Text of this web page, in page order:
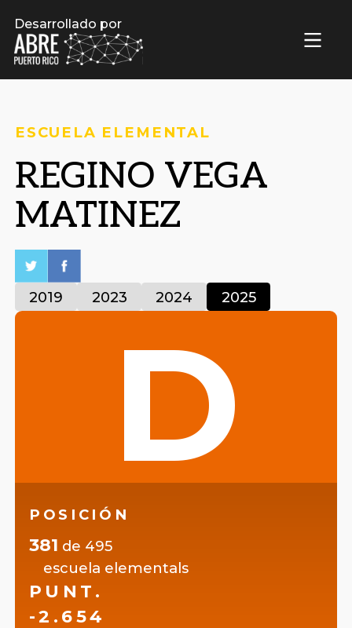
Desarrollado por
ESCUELA ELEMENTAL
REGINO VEGA
MATINEZ
2019 2023 2024 2025
D
POSICIÓN
381 de 495
escuela elementals
PUNT.
-2.654